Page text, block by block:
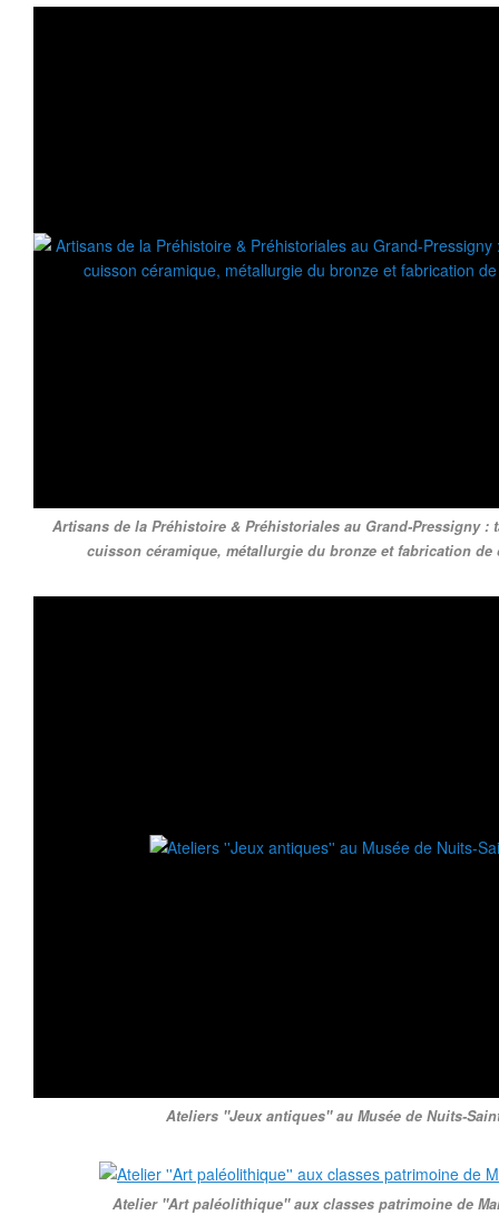
Artisans de la Préhistoire & Préhistoriales au Grand-Pressigny :
cuisson céramique, métallurgie du bronze et fabrication
Ateliers ''Jeux antiques'' au Musée de Nuits-
Atelier ''Art paléolithique'' aux classes patrimoine de